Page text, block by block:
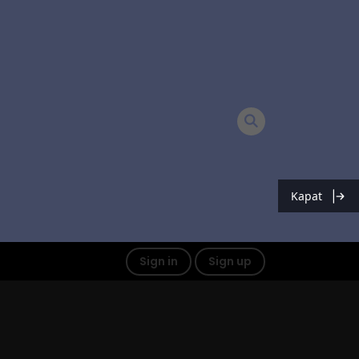
Sign in Sign up
Kapat